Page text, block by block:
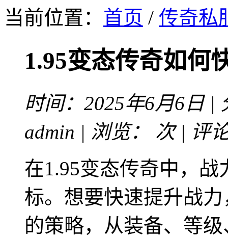
当前位置： 首页 / 传奇私
1.95变态传奇如何
时间：2025年6月6日 |
admin | 浏览：
次 | 评
在1.95变态传奇中，
标。想要快速提升战
的策略，从装备、等